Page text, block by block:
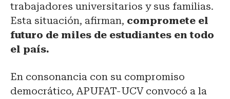
trabajadores universitarios y sus familias.
Esta situación, afirman, compromete el
futuro de miles de estudiantes en todo
el país.
En consonancia con su compromiso
democrático, APUFAT-UCV convocó a la